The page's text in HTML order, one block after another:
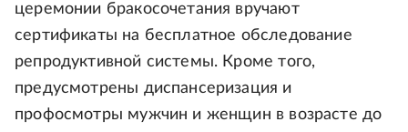
церемонии бракосочетания вручают
сертификаты на бесплатное обследование
репродуктивной системы. Кроме того,
предусмотрены диспансеризация и
профосмотры мужчин и женщин в возрасте до